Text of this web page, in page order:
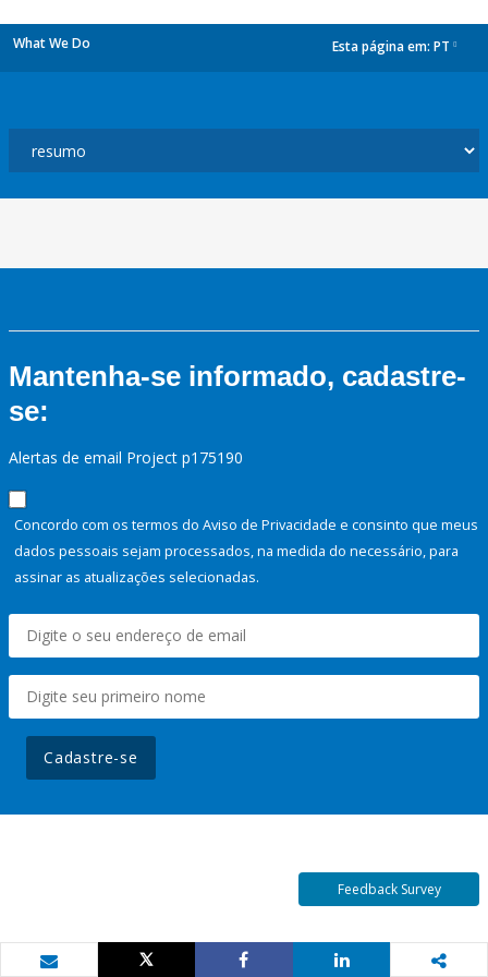
What We Do Esta página em: PT
Mantenha-se informado, cadastre-
se:
Alertas de email Project p175190
Concordo com os termos do Aviso de Privacidade e consinto que meus
dados pessoais sejam processados, na medida do necessário, para
assinar as atualizações selecionadas.
Cadastre-se
Feedback Survey